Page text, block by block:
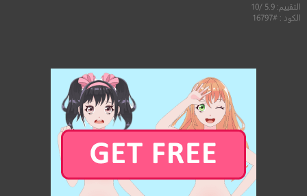
التقييم: 5.9 /10
الكود : #16797